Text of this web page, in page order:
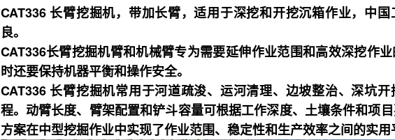
CAT336 长臂挖掘机，带加长臂，适用于深挖和开挖沉箱作业，中
良。
CAT336长臂挖掘机臂和机械臂专为需要延伸作业范围和高效深挖作
时还要保持机器平衡和操作安全。
CAT336 长臂挖掘机常用于河道疏浚、运河清理、边坡整治、深坑
程。 动臂长度、臂架配置和铲斗容量可根据工作深度、土壤条件和项目
方案在中型挖掘作业中实现了作业范围、稳定性和生产效率之间的实用